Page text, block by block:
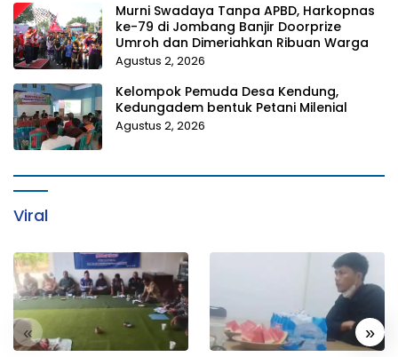
Murni Swadaya Tanpa APBD, Harkopnas
ke-79 di Jombang Banjir Doorprize
Umroh dan Dimeriahkan Ribuan Warga
Agustus 2, 2026
Kelompok Pemuda Desa Kendung,
Kedungadem bentuk Petani Milenial
Agustus 2, 2026
Viral
« »